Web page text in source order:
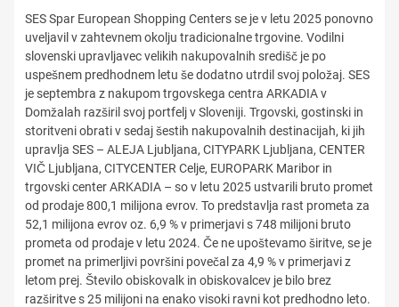
SES Spar European Shopping Centers se je v letu 2025 ponovno
uveljavil v zahtevnem okolju tradicionalne trgovine. Vodilni
slovenski upravljavec velikih nakupovalnih središč je po
uspešnem predhodnem letu še dodatno utrdil svoj položaj. SES
je septembra z nakupom trgovskega centra ARKADIA v
Domžalah razširil svoj portfelj v Sloveniji. Trgovski, gostinski in
storitveni obrati v sedaj šestih nakupovalnih destinacijah, ki jih
upravlja SES – ALEJA Ljubljana, CITYPARK Ljubljana, CENTER
VIČ Ljubljana, CITYCENTER Celje, EUROPARK Maribor in
trgovski center ARKADIA – so v letu 2025 ustvarili bruto promet
od prodaje 800,1 milijona evrov. To predstavlja rast prometa za
52,1 milijona evrov oz. 6,9 % v primerjavi s 748 milijoni bruto
prometa od prodaje v letu 2024. Če ne upoštevamo širitve, se je
promet na primerljivi površini povečal za 4,9 % v primerjavi z
letom prej. Število obiskovalk in obiskovalcev je bilo brez
razširitve s 25 milijoni na enako visoki ravni kot predhodno leto.